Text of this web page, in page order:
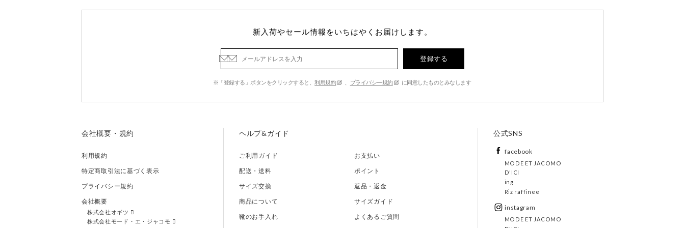
新入荷やセール情報をいちはやくお届けします。
登録する
※「登録する」ボタンをクリックすると、利用規約 プライバシー規約 に同意したものとみなします
会社概要・規約
利用規約
特定商取引法に基づく表示
プライバシー規約
会社概要
株式会社オギツ
株式会社モード・エ・ジャコモ
ヘルプ&ガイド
ご利用ガイド
お支払い
配送・送料
ポイント
サイズ交換
返品・返金
商品について
サイズガイド
靴のお手入れ
よくあるご質問
公式SNS
facebook
MODE ET JACOMO
D'ICI
ing
Riz raffinee
instagram
MODE ET JACOMO